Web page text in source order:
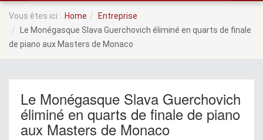
Vous êtes ici : Home
Entreprise
Le Monégasque Slava Guerchovich éliminé en quarts de finale
de piano aux Masters de Monaco
Le Monégasque Slava Guerchovich
éliminé en quarts de finale de piano
aux Masters de Monaco